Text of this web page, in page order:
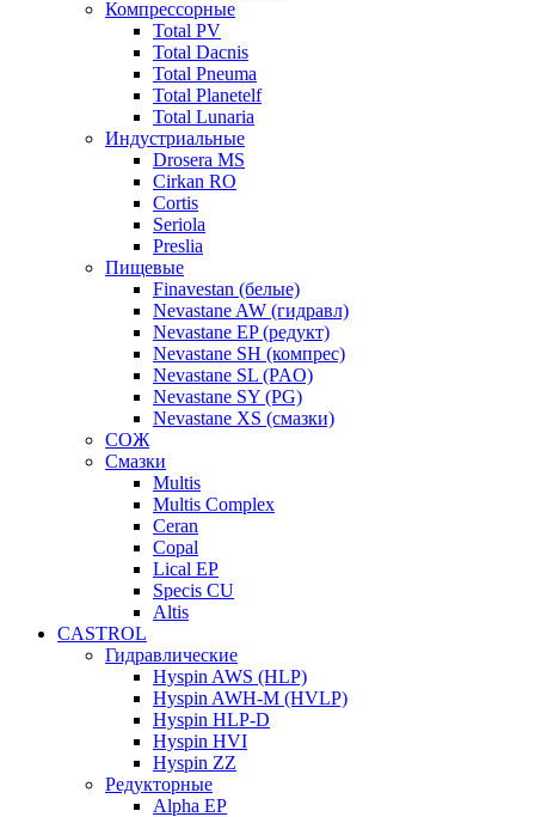
Компрессорные
Total PV
Total Dacnis
Total Pneuma
Total Planetelf
Total Lunaria
Индустриальные
Drosera MS
Cirkan RO
Cortis
Seriola
Preslia
Пищевые
Finavestan (белые)
Nevastane AW (гидравл)
Nevastane EP (редукт)
Nevastane SH (компрес)
Nevastane SL (PAO)
Nevastane SY (PG)
Nevastane XS (смазки)
СОЖ
Смазки
Multis
Multis Complex
Ceran
Copal
Lical EP
Specis CU
Altis
CASTROL
Гидравлические
Hyspin AWS (HLP)
Hyspin AWH-M (HVLP)
Hyspin HLP-D
Hyspin HVI
Hyspin ZZ
Редукторные
Alpha EP